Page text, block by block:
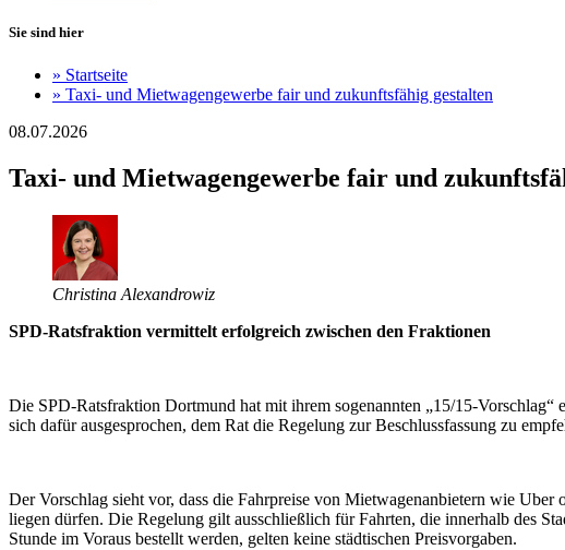
Sie sind hier
» Startseite
» Taxi- und Mietwagengewerbe fair und zukunftsfähig gestalten
08.07.2026
Taxi- und Mietwagengewerbe fair und
Christina Alexandrowiz
SPD-Ratsfraktion vermittelt erfolgreich zwischen den Fraktionen
Die SPD-Ratsfraktion Dortmund hat mit ihrem sogenannten „15/15-
sich dafür ausgesprochen, dem Rat die Regelung zur Beschlussfassung zu
Der Vorschlag sieht vor, dass die Fahrpreise von Mietwagenanbietern wie
liegen dürfen. Die Regelung gilt ausschließlich für Fahrten, die innerhalb des
Stunde im Voraus bestellt werden, gelten keine städtischen Preisvorgaben.